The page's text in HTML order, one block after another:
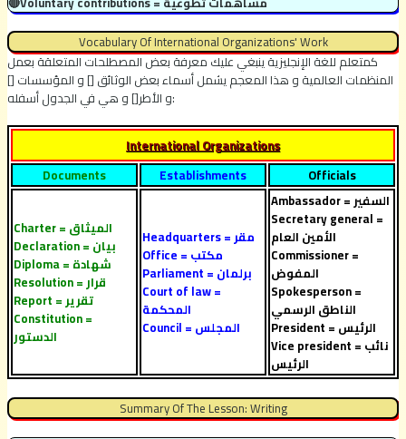
Vocabulary Of International Organizations' Work
كمتعلم للغة الإنجليزية ينبغي عليك معرفة بعض المصطلحات المتعلقة بعمل
المنظمات العالمية و هذا المعجم يشمل أسماء بعض الوثائق [] و المؤسسات []
و الأطر[] و هي في الجدول أسفله:
International Organizations
Documents
Establishments Officials
Charter = الميثاق
Declaration = بيان
Diploma = شهادة
Resolution = قرار
Report = تقرير
Constitution =
الدستور
Headquarters = مقر
Office = مكتب
Parliament = برلمان
Court of law =
المحكمة
Council = المجلس
Ambassador = السفير
Secretary general =
الأمين العام
Commissioner =
المفوض
Spokesperson =
الناطق الرسمي
President = الرئيس
Vice president = نائب
الرئيس
Summary Of The Lesson: Writing